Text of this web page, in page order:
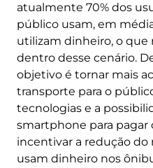
atualmente 70% dos
público usam, em
utilizam dinheiro, o
dentro desse cenário.
objetivo é tornar mais
transporte para o
tecnologias e a
smartphone para pagar
incentivar a redução do
usam dinheiro nos